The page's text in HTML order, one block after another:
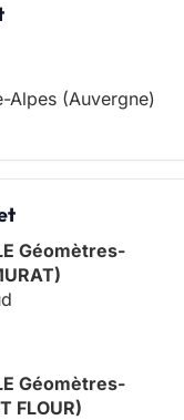
Alpes (Auvergne)
Géomètres-
Géomètres-
FLOUR)